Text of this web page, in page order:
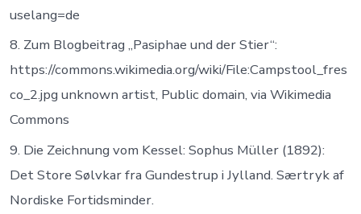
uselang=de
8. Zum Blogbeitrag „Pasiphae und der Stier“:
https://commons.wikimedia.org/wiki/File:Campstool_fres
co_2.jpg unknown artist, Public domain, via Wikimedia
Commons
9. Die Zeichnung vom Kessel: Sophus Müller (1892):
Det Store Sølvkar fra Gundestrup i Jylland. Særtryk af
Nordiske Fortidsminder.